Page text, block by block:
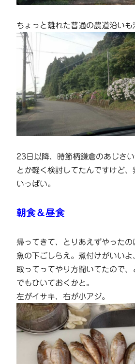
ちょっと離れた普通の農道沿いも
23日以降、時節柄鎌倉のあじさ
とか軽く検討してたんですけど
いっぱい。
朝食＆昼食
帰ってきて、とりあえずやったの
魚の下ごしらえ。煮付けがいいよ
取ってってやり方聞いてたので
でもひいておくかと。
左がイサキ、右が小アジ。